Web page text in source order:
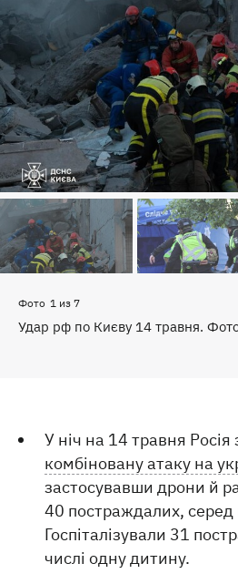
Фото 1 из 7
Удар рф по Києву 14 травня.
У ніч на 14 травня Росія
комбіновану атаку на
застосувавши дрони й
40 постраждалих, серед
Госпіталізували 31
числі одну дитину.